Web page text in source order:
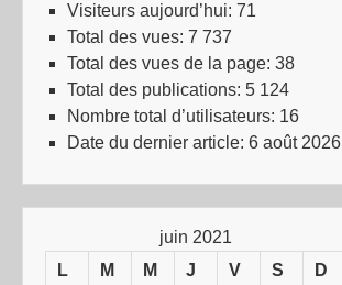
Visiteurs aujourd’hui: 71
Total des vues: 7 737
Total des vues de la page: 38
Total des publications: 5 124
Nombre total d’utilisateurs: 16
Date du dernier article: 6 août 2026
juin 2021
L
M M J V S D